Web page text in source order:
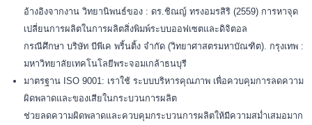
อ้างอิงจากงาน วิทยานิพนธ์ของ : ดร.ชิณญ์ ทรงอมรสิริ (2559) การหาจุด
เปลี่ยนการผลิตในการผลิตสิ่งพิมพ์ระบบออฟเซตและดิจิตอล
กรณีศึกษา บริษัท บีพีเค พริ้นติ้ง จำกัด (วิทยาศาสตรมหาบัณฑิต). กรุงเทพ :
มหาวิทยาลัยเทคโนโลยีพระจอมเกล้าธนบุรี
มาตรฐาน ISO 9001: เราใช้ ระบบบริหารคุณภาพ เพื่อควบคุมการลดความ
ผิดพลาดและของเสียในกระบวนการผลิต
ช่วยลดความผิดพลาดและควบคุมกระบวนการผลิตให้มีความสม่ำเสมอมาก